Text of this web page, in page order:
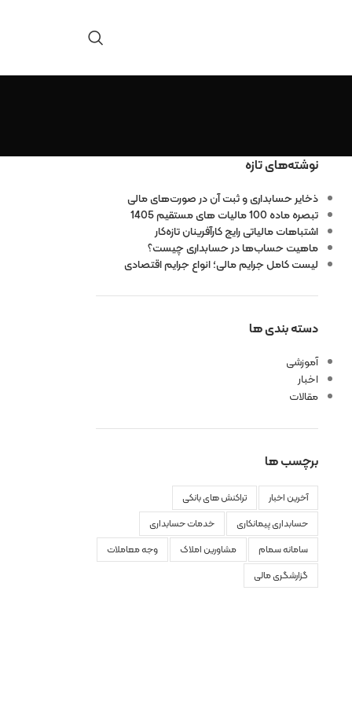
نوشته‌های تازه
ذخایر حسابداری و ثبت آن در صورت‌های مالی
تبصره ماده 100 مالیات های مستقیم 1405
اشتباهات مالیاتی رایج کارآفرینان تازه‌کار
ماهیت حساب‌ها در حسابداری چیست؟
لیست کامل جرایم مالی؛ انواع جرایم اقتصادی
دسته بندی ها
آموزشی
اخبار
مقالات
برچسب ها
آخرین اخبار
تراکنش های بانکی
حسابداری پیمانکاری
خدمات حسابداری
سامانه سمام
مشاورین املاک
وجه معاملات
گزارشگری مالی